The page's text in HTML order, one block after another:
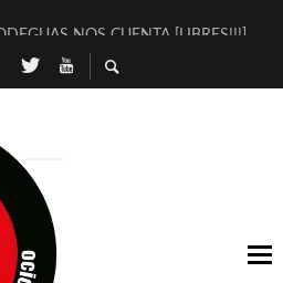
NOS CUENTA [LIBRES!!!]
DE SANDRA MONFORT
DEL DIRECTOR TEATRAL CLAUDIO
DE LA KATARSIS DEL TOMATAZO
JUDÍAS EN #EXVITA
[BITÁCORA 3.0] EN EXVITA